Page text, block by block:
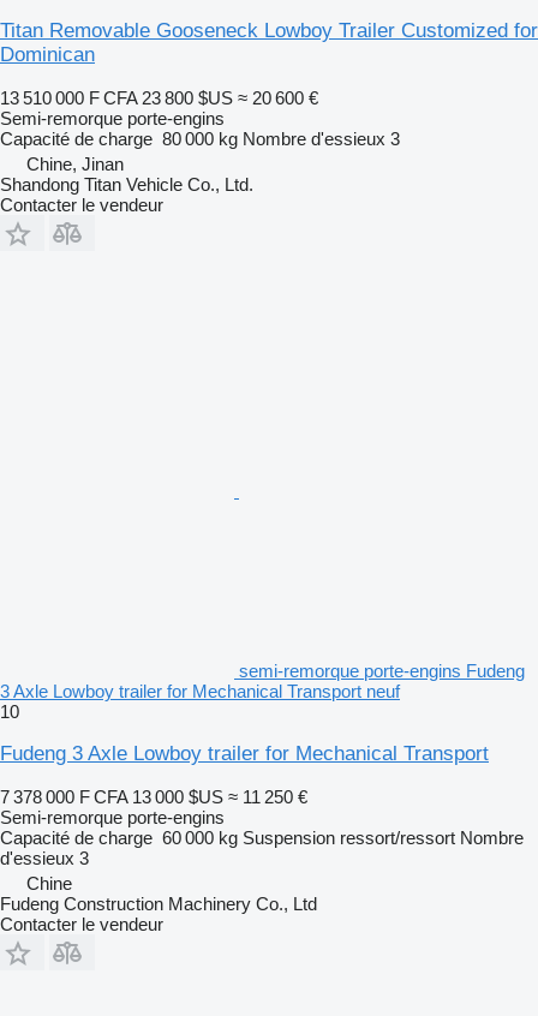
Titan Removable Gooseneck Lowboy Trailer Customized for
Dominican
13 510 000 F CFA 23 800 $US ≈ 20 600 €
Semi-remorque porte-engins
Capacité de charge 80 000 kg Nombre d'essieux 3
Chine, Jinan
Shandong Titan Vehicle Co., Ltd.
Contacter le vendeur
semi-remorque porte-engins Fudeng
3 Axle Lowboy trailer for Mechanical Transport neuf
10
Fudeng 3 Axle Lowboy trailer for Mechanical Transport
7 378 000 F CFA 13 000 $US ≈ 11 250 €
Semi-remorque porte-engins
Capacité de charge 60 000 kg Suspension ressort/ressort Nombre
d'essieux 3
Chine
Fudeng Construction Machinery Co., Ltd
Contacter le vendeur